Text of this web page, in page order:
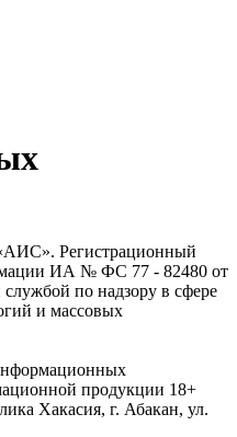
Регистрационный
ИА № ФС 77 - 82480 от
по надзору в сфере
и массовых
продукции 18+
Хакасия, г. Абакан, ул.